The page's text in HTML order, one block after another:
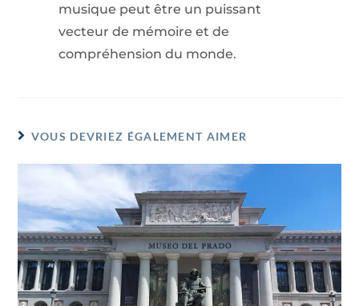
musique peut être un puissant
vecteur de mémoire et de
compréhension du monde.
VOUS DEVRIEZ ÉGALEMENT AIMER